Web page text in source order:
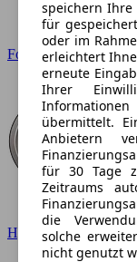
Ford
Hyundai
speichern Ihre
für
oder im
erleichtert
erneute
Ihrer
übermittelt.
Anbietern
für 30 Tage
Zeitraums
die
solche
nicht genutzt